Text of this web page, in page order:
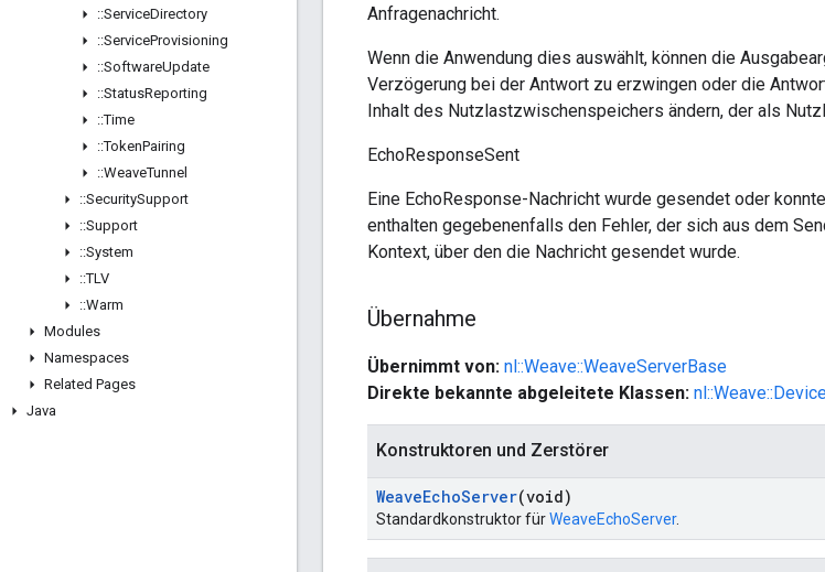
::ServiceDirectory
::ServiceProvisioning
::SoftwareUpdate
::StatusReporting
::Time
::TokenPairing
::WeaveTunnel
::SecuritySupport
::Support
::System
::TLV
::Warm
Modules
Namespaces
Related Pages
Java
Anfragenachricht.
Wenn die Anwendung dies auswählt, können die
Verzögerung bei der Antwort zu erzwingen oder die
Inhalt des Nutzlastzwischenspeichers ändern, der als
EchoResponseSent
Eine EchoResponse-Nachricht wurde gesendet oder
enthalten gegebenenfalls den Fehler, der sich aus dem
Kontext, über den die Nachricht gesendet wurde.
Übernahme
Übernimmt von: nl::Weave::WeaveServerBase
Direkte bekannte abgeleitete Klassen:
Konstruktoren und Zerstörer
WeaveEchoServer(void)
Standardkonstruktor fürWeaveEchoServer.